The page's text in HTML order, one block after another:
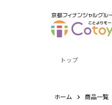
トップ
ホーム 商品一覧